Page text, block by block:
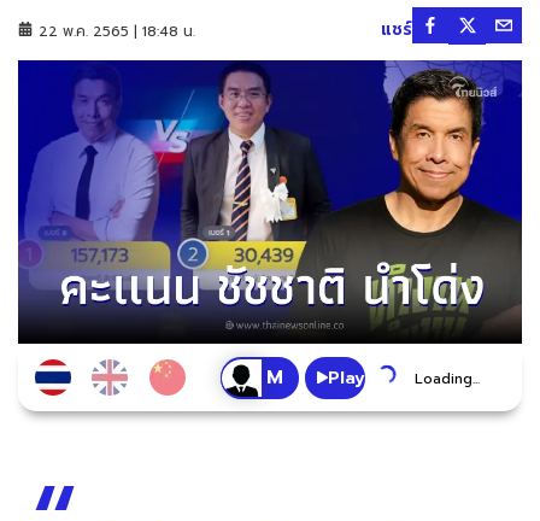
22 พ.ค. 2565 | 18:48 น. แชร์
Play Loading...